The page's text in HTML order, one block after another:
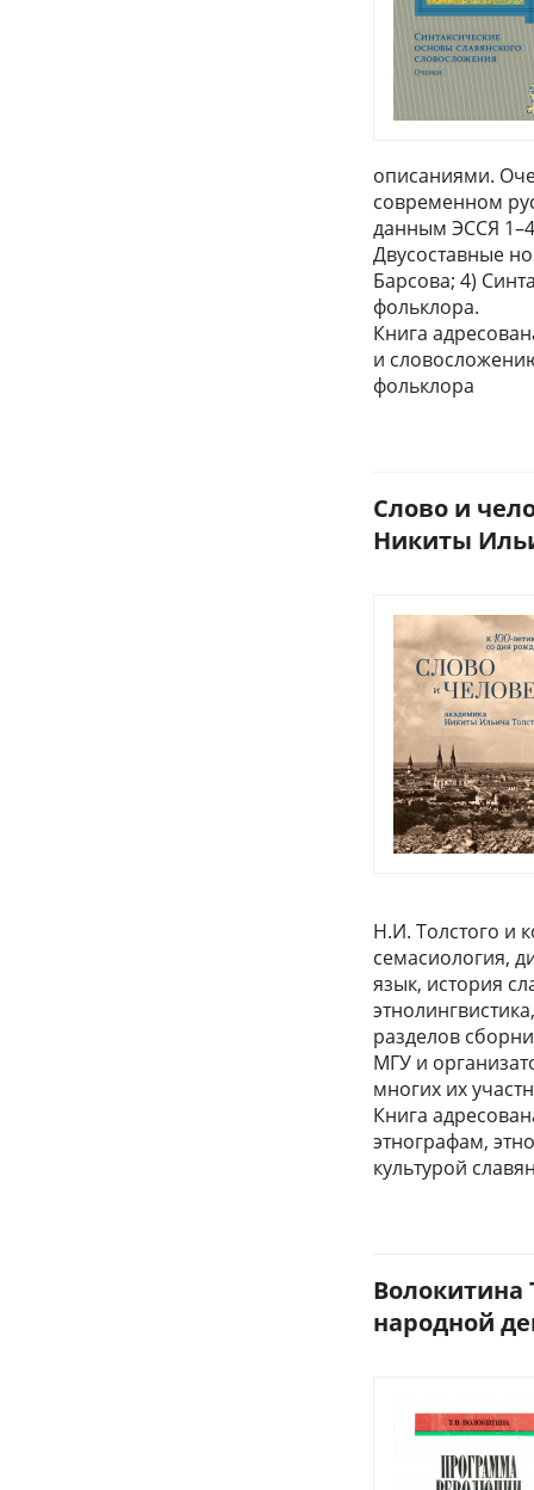
описаниями.
современном
данным ЭССЯ
Двусоставные
Барсова; 4)
фольклора.
Книга
и
фольклора
Слово и
Никиты
Н.И. Толстого и
семасиология,
язык, история
разделов
МГУ и
многих их
Книга
этнографам,
культурой
народной